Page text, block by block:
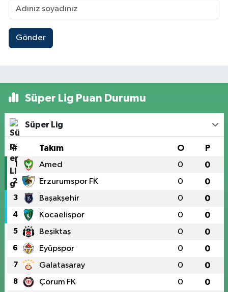
Gönder
Süper Lig Puan Durumu
Süper Lig
# Takım O P
1 Amed 0 0
2 Erzurumspor FK 0 0
3 Başakşehir 0 0
4 Kocaelispor 0 0
5 Beşiktaş 0 0
6 Eyüpspor 0 0
7 Galatasaray 0 0
8 Çorum FK 0 0